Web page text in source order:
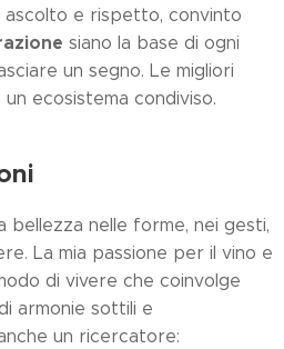
e rispetto, convinto
siano la base di ogni
un segno. Le migliori
ecosistema condiviso.
bellezza nelle forme, nei gesti,
La mia passione per il vino e
di vivere che coinvolge
armonie sottili e
un ricercatore: